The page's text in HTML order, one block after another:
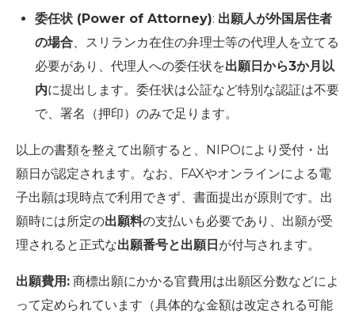
委任状 (Power of Attorney): 出願人が外国居住者
の場合、スリランカ在住の弁理士等の代理人を立てる
必要があり、代理人への委任状を出願日から3か月以
内に提出します。委任状は公証など特別な認証は不要
で、署名（押印）のみで足ります。
以上の書類を整えて出願すると、NIPOにより受付・出
願日が認定されます。なお、FAXやオンラインによる電
子出願は現時点で利用できず、書面提出が原則です。出
願時には所定の出願料の支払いも必要であり、出願が受
理されると正式な出願番号と出願日 が付与されます。
出願費用: 商標出願にかかる官費用は出願区分数などによ
って定められています（具体的な金額は改定される可能